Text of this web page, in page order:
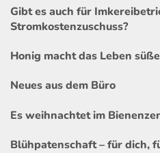
Gibt es auch für
Stromkostenzuschuss?
Honig macht das Leben
Neues aus dem Büro
Es weihnachtet im
Blühpatenschaft – für dich,